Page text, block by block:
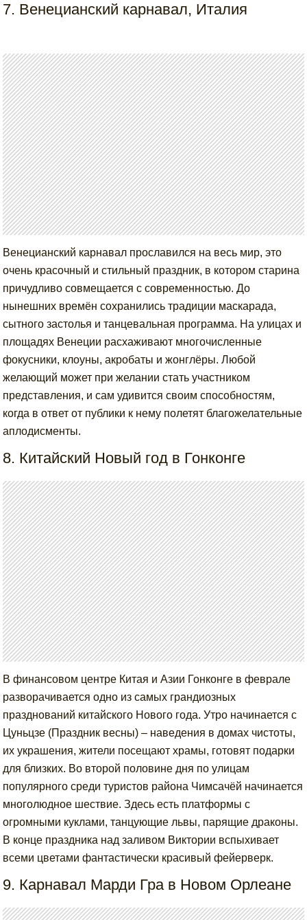
7. Венецианский карнавал, Италия
Венецианский карнавал прославился на весь мир, это
очень красочный и стильный праздник, в котором старина
причудливо совмещается с современностью. До
нынешних времён сохранились традиции маскарада,
сытного застолья и танцевальная программа. На улицах и
площадях Венеции расхаживают многочисленные
фокусники, клоуны, акробаты и жонглёры. Любой
желающий может при желании стать участником
представления, и сам удивится своим способностям,
когда в ответ от публики к нему полетят благожелательные
аплодисменты.
8. Китайский Новый год в Гонконге
В финансовом центре Китая и Азии Гонконге в феврале
разворачивается одно из самых грандиозных
празднований китайского Нового года. Утро начинается с
Цуньцзе (Праздник весны) – наведения в домах чистоты,
их украшения, жители посещают храмы, готовят подарки
для близких. Во второй половине дня по улицам
популярного среди туристов района Чимсачёй начинается
многолюдное шествие. Здесь есть платформы с
огромными куклами, танцующие львы, парящие драконы.
В конце праздника над заливом Виктории вспыхивает
всеми цветами фантастически красивый фейерверк.
9. Карнавал Марди Гра в Новом Орлеане